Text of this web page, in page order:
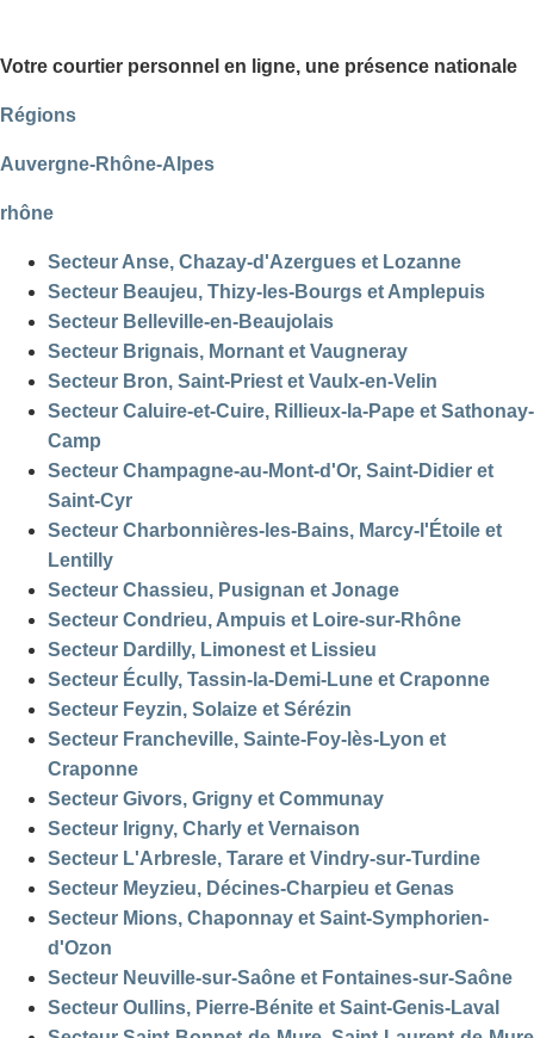
Votre courtier personnel en ligne, une présence nationale
Régions
Auvergne-Rhône-Alpes
rhône
Secteur Anse, Chazay-d'Azergues et Lozanne
Secteur Beaujeu, Thizy-les-Bourgs et Amplepuis
Secteur Belleville-en-Beaujolais
Secteur Brignais, Mornant et Vaugneray
Secteur Bron, Saint-Priest et Vaulx-en-Velin
Secteur Caluire-et-Cuire, Rillieux-la-Pape et Sathonay-
Camp
Secteur Champagne-au-Mont-d'Or, Saint-Didier et
Saint-Cyr
Secteur Charbonnières-les-Bains, Marcy-l'Étoile et
Lentilly
Secteur Chassieu, Pusignan et Jonage
Secteur Condrieu, Ampuis et Loire-sur-Rhône
Secteur Dardilly, Limonest et Lissieu
Secteur Écully, Tassin-la-Demi-Lune et Craponne
Secteur Feyzin, Solaize et Sérézin
Secteur Francheville, Sainte-Foy-lès-Lyon et
Craponne
Secteur Givors, Grigny et Communay
Secteur Irigny, Charly et Vernaison
Secteur L'Arbresle, Tarare et Vindry-sur-Turdine
Secteur Meyzieu, Décines-Charpieu et Genas
Secteur Mions, Chaponnay et Saint-Symphorien-
d'Ozon
Secteur Neuville-sur-Saône et Fontaines-sur-Saône
Secteur Oullins, Pierre-Bénite et Saint-Genis-Laval